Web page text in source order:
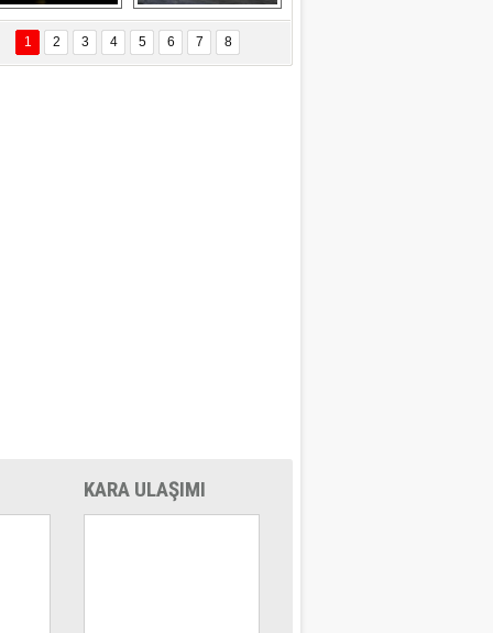
ÖZYANIK
Değişti?
Delta uçağına
yıldırım çarptı
Ford Focus RS
(2015)
1 2 3 4 5 6 7 8
KARA ULAŞIMI